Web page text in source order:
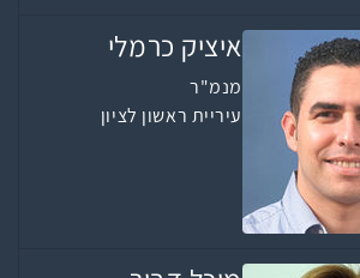
איציק כרמלי
מנמ"ר
עיריית ראשון לציון